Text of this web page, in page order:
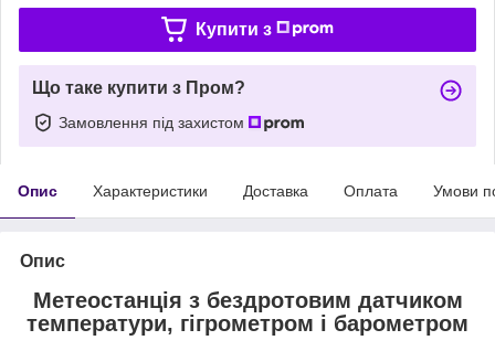
Купити з
Що таке купити з Пром?
Замовлення під захистом
Опис Характеристики Доставка Оплата Умови
Опис
Метеостанція з бездротовим датчиком
температури, гігрометром і барометром